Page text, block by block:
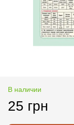
В наличии
25 грн